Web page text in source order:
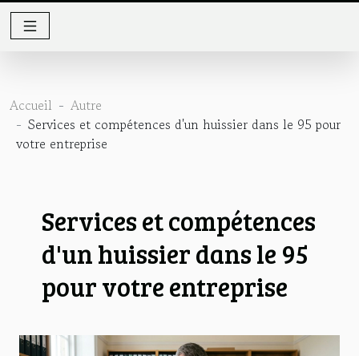
Accueil
Autre
Services et compétences d'un huissier dans le 95 pour
votre entreprise
Services et compétences
d'un huissier dans le 95
pour votre entreprise